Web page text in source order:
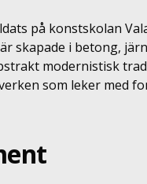
på konstskolan
skapade i betong,
modernistisk
som leker med